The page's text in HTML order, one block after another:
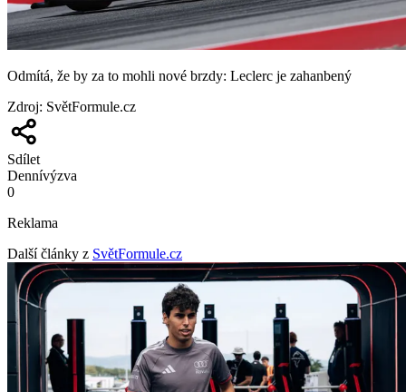
Odmítá, že by za to mohli nové brzdy: Leclerc je zahanbený
Zdroj: SvětFormule.cz
Sdílet
Dennívýzva
0
Reklama
Další články z SvětFormule.cz